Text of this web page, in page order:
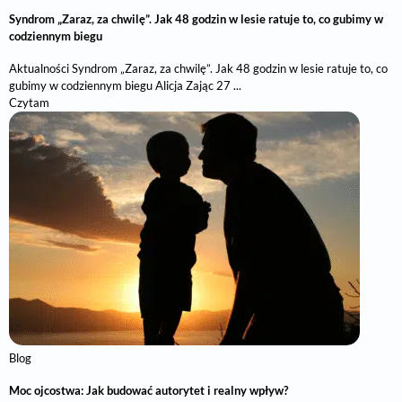
Syndrom „Zaraz, za chwilę”. Jak 48 godzin w lesie ratuje to, co gubimy w
codziennym biegu
Aktualności Syndrom „Zaraz, za chwilę”. Jak 48 godzin w lesie ratuje to, co
gubimy w codziennym biegu Alicja Zając 27 ...
Czytam
Blog
Moc ojcostwa: Jak budować autorytet i realny wpływ?